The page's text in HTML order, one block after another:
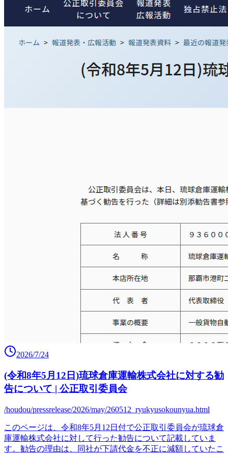
2026/7/24
(令和8年5月12日)琉球倉庫運輸株式会社に対する勧
告について | 公正取引委員会
/houdou/pressrelease/2026/may/260512_ryukyusokounyua.html
このページは、令和8年5月12日付で公正取引委員会が琉球倉
庫運輸株式会社に対して行った勧告について記載していま
す。勧告の理由は、同社が下請代金を不正に減額していたこ